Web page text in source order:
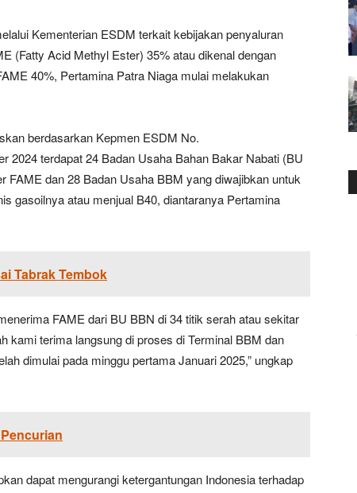
Kementerian ESDM terkait kebijakan penyaluran
(Fatty Acid Methyl Ester) 35% atau dikenal dengan
40%, Pertamina Patra Niaga mulai melakukan
berdasarkan Kepmen ESDM No.
2024 terdapat 24 Badan Usaha Bahan Bakar Nabati (BU
FAME dan 28 Badan Usaha BBM yang diwajibkan untuk
gasoilnya atau menjual B40, diantaranya Pertamina
Tabrak Tembok
FAME dari BU BBN di 34 titik serah atau sekitar
kami terima langsung di proses di Terminal BBM dan
dimulai pada minggu pertama Januari 2025,” ungkap
dapat mengurangi ketergantungan Indonesia terhadap